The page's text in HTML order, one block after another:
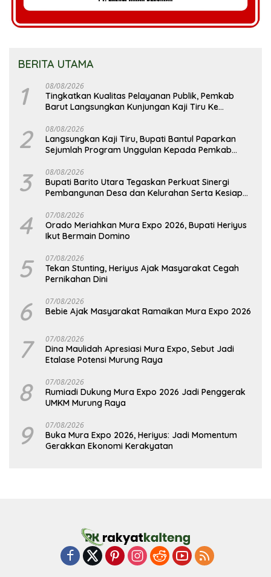
BERITA UTAMA
1 08/08/2026
Tingkatkan Kualitas Pelayanan Publik, Pemkab
Barut Langsungkan Kunjungan Kaji Tiru Ke
2 08/08/2026
Langsungkan Kaji Tiru, Bupati Bantul Paparkan
Sejumlah Program Unggulan Kepada Pemkab
3 08/08/2026
Bupati Barito Utara Tegaskan Perkuat Sinergi
Pembangunan Desa dan Kelurahan Serta Kesiapan
4 07/08/2026
Orado Meriahkan Mura Expo 2026, Bupati Heriyus
Ikut Bermain Domino
5 07/08/2026
Tekan Stunting, Heriyus Ajak Masyarakat Cegah
Pernikahan Dini
6 07/08/2026
Bebie Ajak Masyarakat Ramaikan Mura Expo 2026
7 07/08/2026
Dina Maulidah Apresiasi Mura Expo, Sebut Jadi
Etalase Potensi Murung Raya
8 07/08/2026
Rumiadi Dukung Mura Expo 2026 Jadi Penggerak
UMKM Murung Raya
9 07/08/2026
Buka Mura Expo 2026, Heriyus: Jadi Momentum
Gerakkan Ekonomi Kerakyatan